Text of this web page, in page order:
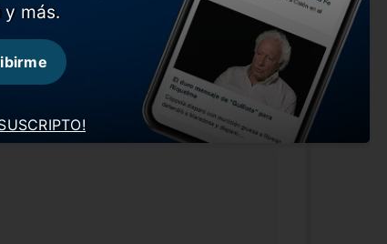
#Internacional
y más.